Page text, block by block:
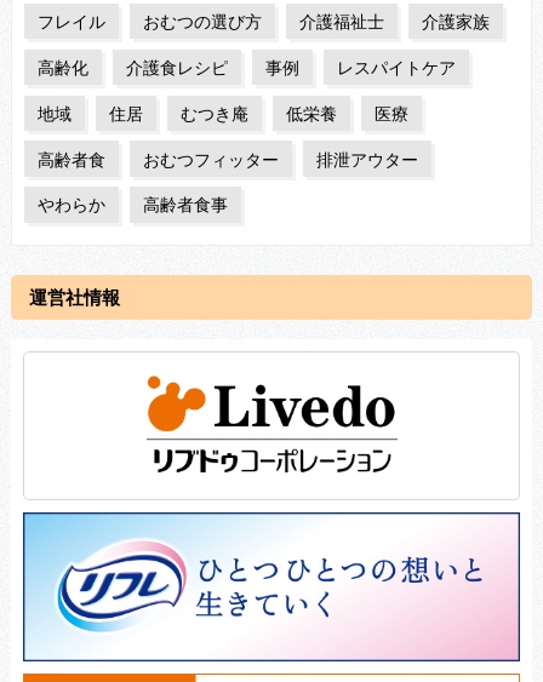
フレイル おむつの選び方 介護福祉士 介護家族
高齢化 介護食レシピ 事例 レスパイトケア
地域 住居 むつき庵 低栄養 医療
高齢者食 おむつフィッター 排泄アウター
やわらか 高齢者食事
運営社情報